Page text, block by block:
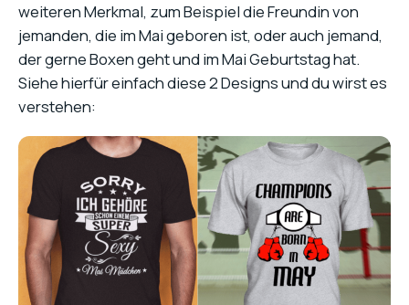
weiteren Merkmal, zum Beispiel die Freundin von
jemanden, die im Mai geboren ist, oder auch jemand,
der gerne Boxen geht und im Mai Geburtstag hat.
Siehe hierfür einfach diese 2 Designs und du wirst es
verstehen: